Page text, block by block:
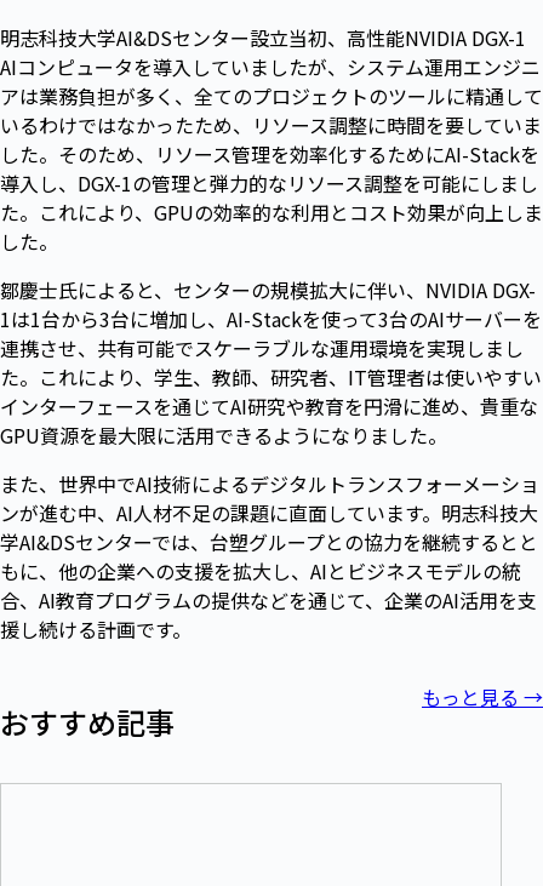
明志科技大学AI&DSセンター設立当初、高性能NVIDIA DGX-1
AIコンピュータを導入していましたが、システム運用エンジニ
アは業務負担が多く、全てのプロジェクトのツールに精通して
いるわけではなかったため、リソース調整に時間を要していま
した。そのため、リソース管理を効率化するためにAI-Stackを
導入し、DGX-1の管理と弾力的なリソース調整を可能にしまし
た。これにより、GPUの効率的な利用とコスト効果が向上しま
した。
鄒慶士氏によると、センターの規模拡大に伴い、NVIDIA DGX-
1は1台から3台に増加し、AI-Stackを使って3台のAIサーバーを
連携させ、共有可能でスケーラブルな運用環境を実現しまし
た。これにより、学生、教師、研究者、IT管理者は使いやすい
インターフェースを通じてAI研究や教育を円滑に進め、貴重な
GPU資源を最大限に活用できるようになりました。
また、世界中でAI技術によるデジタルトランスフォーメーショ
ンが進む中、AI人材不足の課題に直面しています。明志科技大
学AI&DSセンターでは、台塑グループとの協力を継続するとと
もに、他の企業への支援を拡大し、AIとビジネスモデルの統
合、AI教育プログラムの提供などを通じて、企業のAI活用を支
援し続ける計画です。
おすすめ記事
もっと見る →